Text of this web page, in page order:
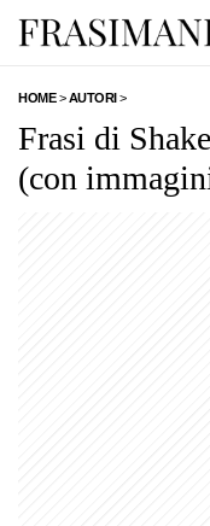
HOME>AUTORI>
Frasi di
(con